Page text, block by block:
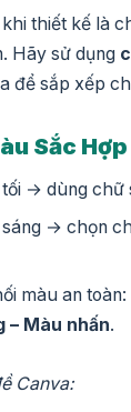
thiết kế là
Hãy sử dụng
để sắp xếp
Sắc
tối → dùng chữ
sáng → chọn
màu an toàn:
– Màu nhấn.
Canva: